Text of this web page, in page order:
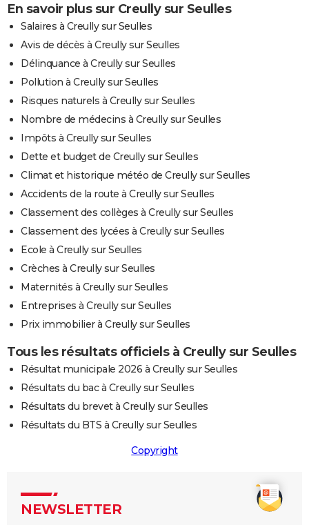
En savoir plus sur Creully sur Seulles
Salaires à Creully sur Seulles
Avis de décès à Creully sur Seulles
Délinquance à Creully sur Seulles
Pollution à Creully sur Seulles
Risques naturels à Creully sur Seulles
Nombre de médecins à Creully sur Seulles
Impôts à Creully sur Seulles
Dette et budget de Creully sur Seulles
Climat et historique météo de Creully sur Seulles
Accidents de la route à Creully sur Seulles
Classement des collèges à Creully sur Seulles
Classement des lycées à Creully sur Seulles
Ecole à Creully sur Seulles
Crèches à Creully sur Seulles
Maternités à Creully sur Seulles
Entreprises à Creully sur Seulles
Prix immobilier à Creully sur Seulles
Tous les résultats officiels à Creully sur Seulles
Résultat municipale 2026 à Creully sur Seulles
Résultats du bac à Creully sur Seulles
Résultats du brevet à Creully sur Seulles
Résultats du BTS à Creully sur Seulles
Copyright
NEWSLETTER